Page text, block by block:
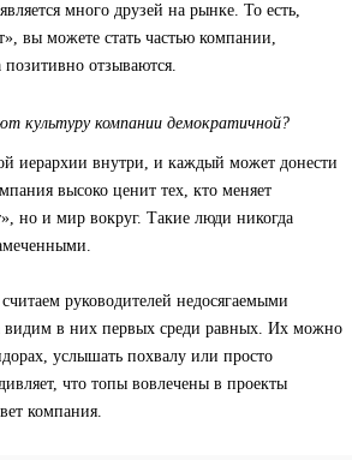
много друзей на рынке. То есть,
вы можете стать частью компании,
позитивно отзываются.
культуру компании демократичной?
иерархии внутри, и каждый может донести
высоко ценит тех, кто меняет
но и мир вокруг. Такие люди никогда
руководителей недосягаемыми
видим в них первых среди равных. Их можно
услышать похвалу или просто
что топы вовлечены в проекты
компания.